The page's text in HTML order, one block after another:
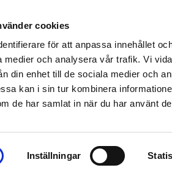
cookies
för att anpassa innehållet
medier och analysera vår trafik. Vi
din enhet till de sociala medier och
kan i sin tur kombinera
de har samlat in när du har använt
Inställningar